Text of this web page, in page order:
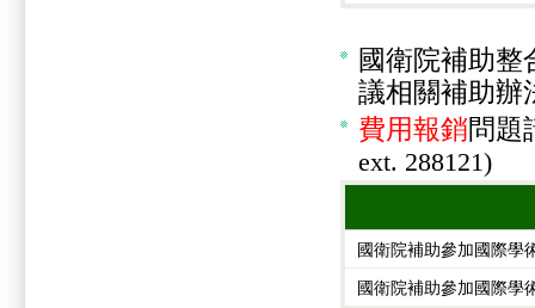
國衛院補助整
議相關補助辦
費用報銷問題
ext. 288121)
國衛院補助參加國際學
國衛院補助參加國際學